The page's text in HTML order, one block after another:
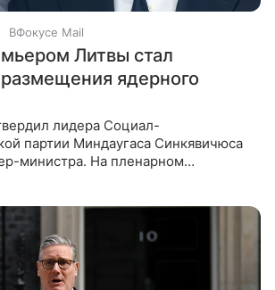
ВФокусе Mail
Литвы стал
ядерного
лидера Социал-
партии Миндаугаса Синкявичюса
министра. На пленарном